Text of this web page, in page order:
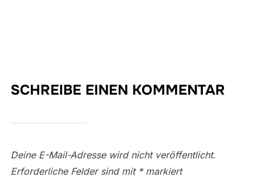
SCHREIBE EINEN KOMMENTAR
Deine E-Mail-Adresse wird nicht veröffentlicht.
Erforderliche Felder sind mit *markiert